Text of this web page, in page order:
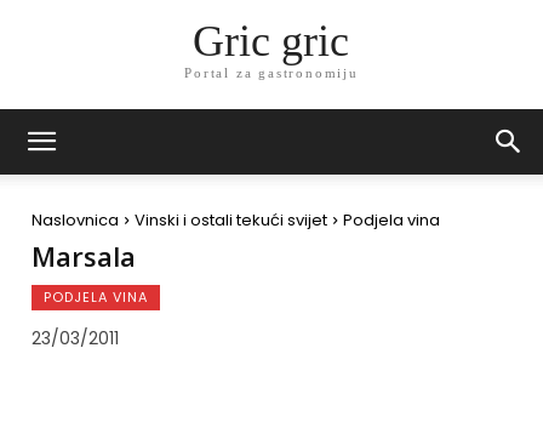
Gric gric
Portal za gastronomiju
Naslovnica Vinski i ostali tekući svijet Podjela vina
Marsala
PODJELA VINA
23/03/2011